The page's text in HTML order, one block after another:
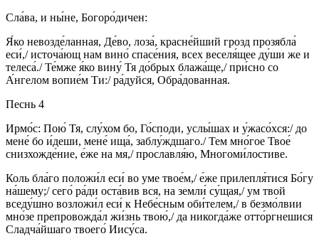
Сла́ва, и ны́не, Богоро́дичен:
Я́ко невозде́ланная, Де́во, лоза́, красне́йший грозд прозябла́
еси́,/ источа́ющ нам вино́ спасе́ния, всех веселя́щее ду́ши же и
телеса́./ Те́мже я́ко вину́ Тя до́брых блажа́ще,/ при́сно со
А́нгелом вопие́м Ти:/ ра́дуйся, Обра́дованная.
Песнь 4
Ирмо́с: Пою́ Тя, слу́хом бо, Го́споди, услы́шах и у́жасо́хся:/ до
мене́ бо и́деши, мене́ ища́, заблу́ждшаго./ Тем мно́гое Твое́
снизхожде́ние, е́же на мя,/ прославля́ю, Многоми́лостиве.
Коль бла́го положи́л еси́ во уме твое́м,/ е́же прилепля́тися Бо́гу
на́шему;/ сего́ ра́ди оста́вив вся, на земли́ су́щая,/ ум твой
вседу́шно возложи́л еси́ к Небе́сным оби́телем,/ в безмо́лвии
мно́зе препровожда́л жи́знь твою́,/ да никогда́же отто́ргнешися
Сладча́йшаго твоего́ Иису́са.